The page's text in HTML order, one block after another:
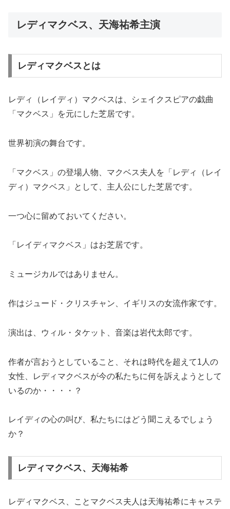
レディマクベス、天海祐希主演
レディマクベスとは
レディ（レイディ）マクベスは、シェイクスピアの戯曲
「マクベス」を元にした芝居です。
世界初演の舞台です。
「マクベス」の登場人物、マクベス夫人を「レディ（レイ
ディ）マクベス」として、主人公にした芝居です。
一つ心に留めておいてください。
「レイディマクベス」はお芝居です。
ミュージカルではありません。
作はジュード・クリスチャン、イギリスの女流作家です。
演出は、ウィル・タケット、音楽は岩代太郎です。
作者が言おうとしていること、それは時代を超えて1人の
女性、レディマクベスが今の私たちに何を訴えようとして
いるのか・・・・？
レイディの心の叫び、私たちにはどう聞こえるでしょう
か？
レディマクベス、天海祐希
レディマクベス、ことマクベス夫人は天海祐希にキャステ